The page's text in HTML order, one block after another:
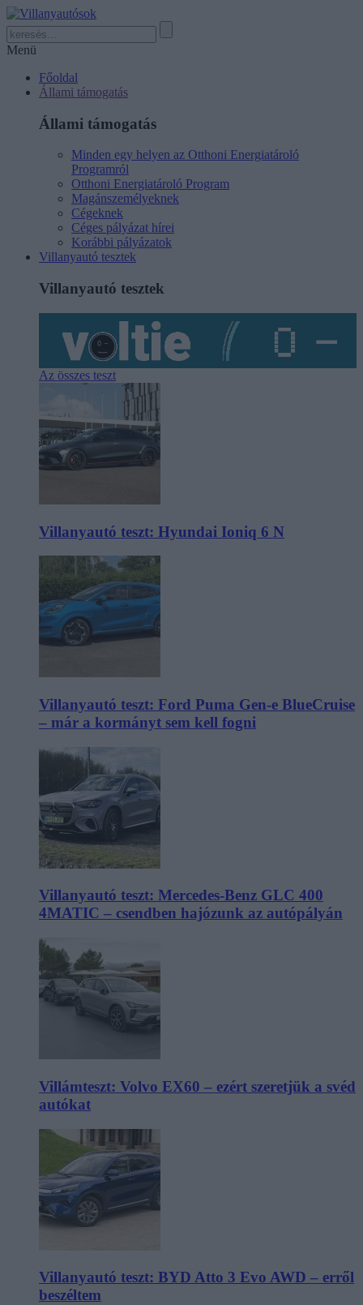
Menü
Főoldal
Állami támogatás
Állami támogatás
Minden egy helyen az Otthoni Energiatároló
Programról
Otthoni Energiatároló Program
Magánszemélyeknek
Cégeknek
Céges pályázat hírei
Korábbi pályázatok
Villanyautó tesztek
Villanyautó tesztek
Az összes teszt
Villanyautó teszt: Hyundai Ioniq 6 N
Villanyautó teszt: Ford Puma Gen-e BlueCruise
– már a kormányt sem kell fogni
Villanyautó teszt: Mercedes-Benz GLC 400
4MATIC – csendben hajózunk az autópályán
Villámteszt: Volvo EX60 – ezért szeretjük a svéd
autókat
Villanyautó teszt: BYD Atto 3 Evo AWD – erről
beszéltem